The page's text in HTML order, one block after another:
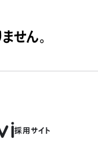
せん。